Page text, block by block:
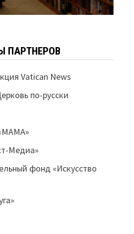
ПАРТНЕРОВ
Vatican News
по-русски
Медиа»
фонд «Искусство